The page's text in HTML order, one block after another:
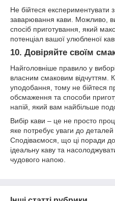
Не бійтеся експериментувати
заварювання кави. Можливо,
спосіб приготування, який
потенціал вашої улюбленої
10. Довіряйте своїм
Найголовніше правило у
власним смаковим відчуттям.
уподобання, тому не бійтеся
обсмаження та способи
напій, який вам найбільше
Вибір кави – це не просто
яке потребує уваги до деталей
Сподіваємося, що ці поради
ідеальну каву та
чудового напою.